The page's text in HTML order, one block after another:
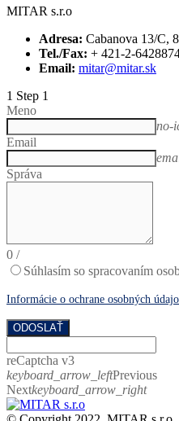
MITAR s.r.o
Adresa: Cabanova 13/C,
Tel./Fax: + 421-2-
Email: mitar@mitar.sk
1 Step 1
Meno
no-
Email
Správa
0 /
Súhlasím so spracovaním
Informácie o ochrane osobných
ODOSLAŤ
reCaptcha v3
keyboard_arrow_leftPrevious
Nextkeyboard_arrow_right